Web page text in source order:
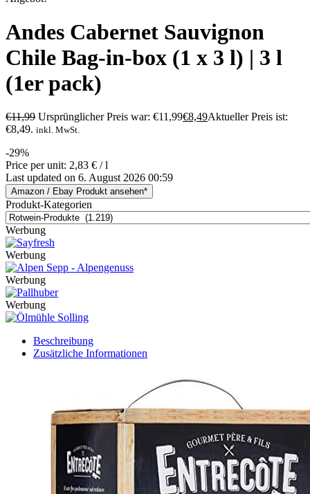
Andes Cabernet Sauvignon
Chile Bag-in-box (1 x 3 l) | 3 l
(1er pack)
€11,99 Ursprünglicher Preis war: €11,99€8,49Aktueller Preis ist:
€8,49. inkl. MwSt.
-29%
Price per unit: 2,83 € / l
Last updated on 6. August 2026 00:59
Amazon / Ebay Produkt ansehen*
Produkt-Kategorien
Werbung
Werbung
Werbung
Werbung
Beschreibung
Zusätzliche Informationen